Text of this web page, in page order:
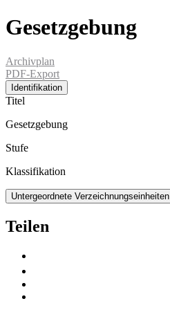
Gesetzgebung
Archivplan
PDF-Export
Identifikation
Titel
Gesetzgebung
Stufe
Klassifikation
Untergeordnete Verzeichnungseinheiten
Teilen